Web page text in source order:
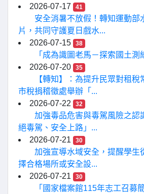
2026-07-17
41
安全消暑不放假！轉知運動部
片，共同守護夏日戲水...
2026-07-15
38
「成為識圖老馬－探索國土測
2026-07-20
35
【轉知】：為提升民眾對租
市稅捐稽徵處舉辦「...
2026-07-22
32
加強毒品危害與毒駕風險之認
絕毒駕、安全上路」...
2026-07-21
30
加強宣導水域安全，提醒學生
擇合格場所或安全設...
2026-07-21
30
「國家檔案館115年志工召募簡